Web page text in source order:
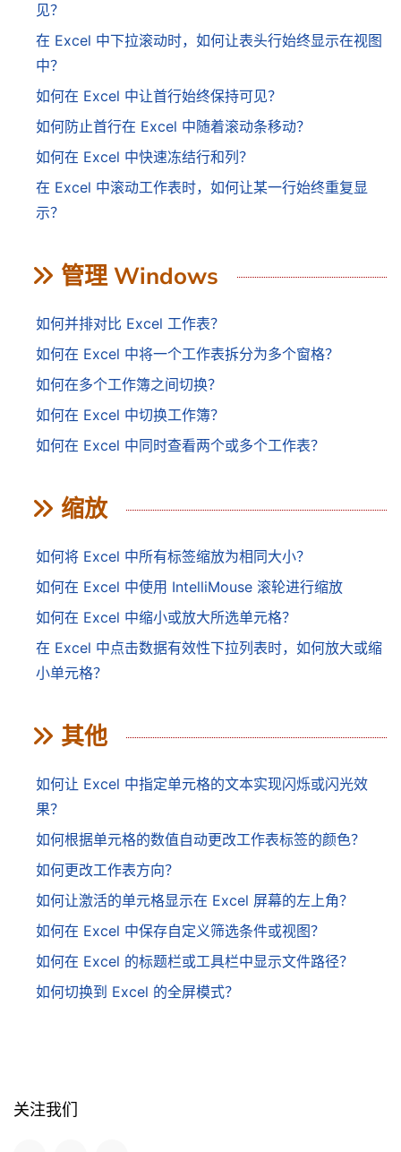
见？
在 Excel 中下拉滚动时，如何让表头行始终显示在视图
中？
如何在 Excel 中让首行始终保持可见？
如何防止首行在 Excel 中随着滚动条移动？
如何在 Excel 中快速冻结行和列？
在 Excel 中滚动工作表时，如何让某一行始终重复显
示？
管理 Windows
如何并排对比 Excel 工作表？
如何在 Excel 中将一个工作表拆分为多个窗格？
如何在多个工作簿之间切换？
如何在 Excel 中切换工作簿？
如何在 Excel 中同时查看两个或多个工作表？
缩放
如何将 Excel 中所有标签缩放为相同大小？
如何在 Excel 中使用 IntelliMouse 滚轮进行缩放
如何在 Excel 中缩小或放大所选单元格？
在 Excel 中点击数据有效性下拉列表时，如何放大或缩
小单元格？
其他
如何让 Excel 中指定单元格的文本实现闪烁或闪光效
果？
如何根据单元格的数值自动更改工作表标签的颜色？
如何更改工作表方向？
如何让激活的单元格显示在 Excel 屏幕的左上角？
如何在 Excel 中保存自定义筛选条件或视图？
如何在 Excel 的标题栏或工具栏中显示文件路径？
如何切换到 Excel 的全屏模式？
关注我们